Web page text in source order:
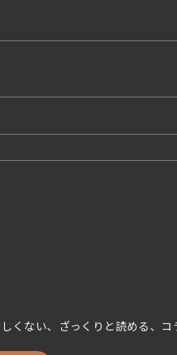
ない、ざっくりと読める、コ